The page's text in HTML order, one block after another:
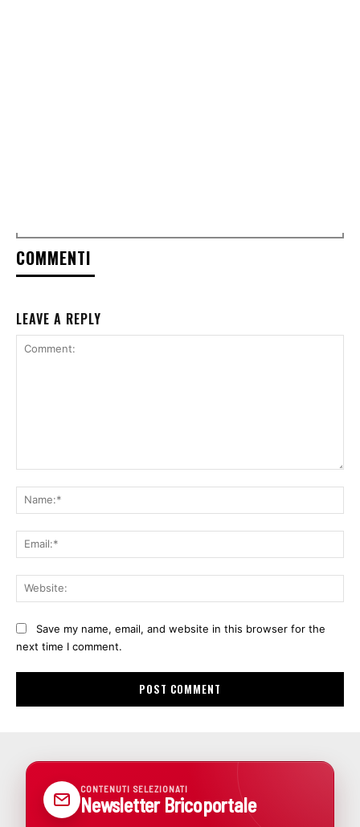
COMMENTI
LEAVE A REPLY
Save my name, email, and website in this browser for the
next time I comment.
CONTENUTI SELEZIONATI
Newsletter Bricoportale